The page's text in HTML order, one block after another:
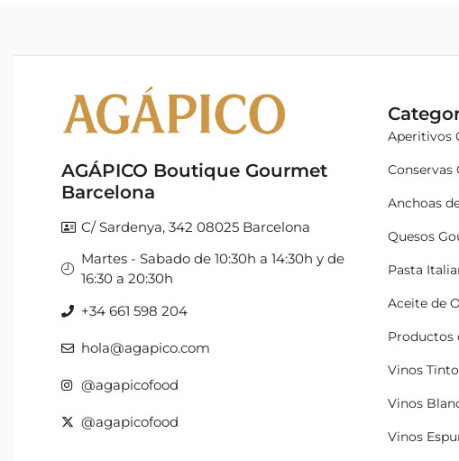
AGÁPICO Boutique Gourmet
Barcelona
C/ Sardenya, 342 08025 Barcelona
Martes - Sabado de 10:30h a 14:30h y de
16:30 a 20:30h
+34 661 598 204
hola@agapico.com
@agapicofood
@agapicofood
Aperitivos
Conservas
Anchoas
Quesos
Pasta
Aceite de
Productos
Vinos
Vinos
Vinos